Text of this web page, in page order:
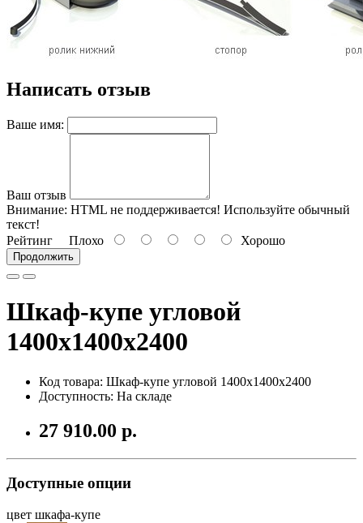
Написать отзыв
Ваше имя:
Ваш отзыв
Внимание: HTML не поддерживается! Используйте обычный
текст!
Рейтинг Плохо Хорошо
Продолжить
Шкаф-купе угловой
1400х1400х2400
Код товара: Шкаф-купе угловой 1400х1400х2400
Доступность: На складе
27 910.00 р.
Доступные опции
цвет шкафа-купе